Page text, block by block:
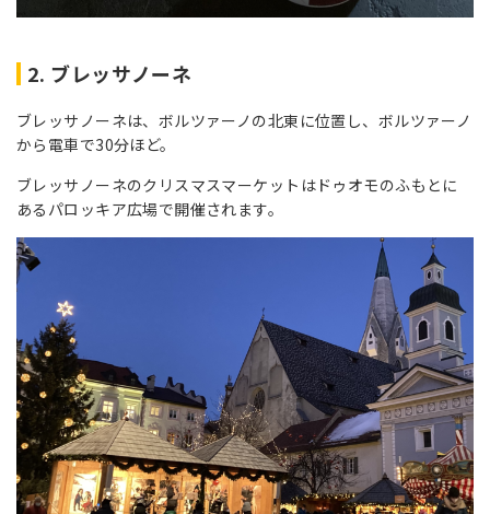
2. ブレッサノーネ
ブレッサノーネは、ボルツァーノの北東に位置し、ボルツァーノ
から電車で30分ほど。
ブレッサノーネのクリスマスマーケットはドゥオモのふもとに
あるパロッキア広場で開催されます。